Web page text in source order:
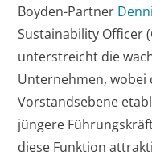
Boyden-Partner
Sustainability Officer
unterstreicht die
Unternehmen, wobei
Vorstandsebene
jüngere
diese Funktion